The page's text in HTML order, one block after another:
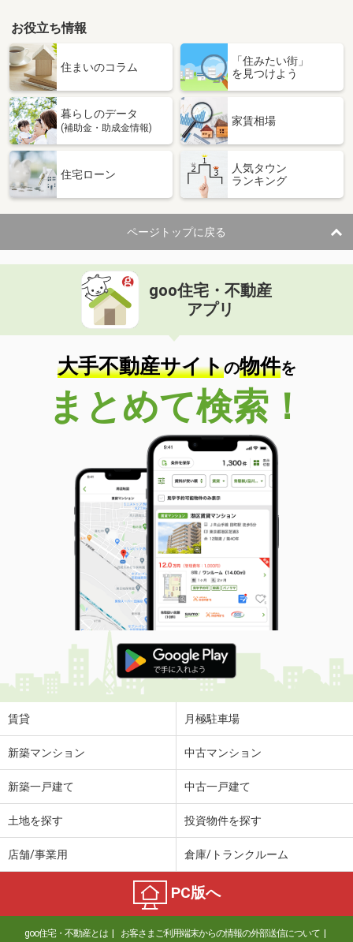
お役立ち情報
住まいのコラム
「住みたい街」
を見つけよう
暮らしのデータ
(補助金・助成金情報)
家賃相場
住宅ローン
人気タウン
ランキング
ページトップに戻る
goo住宅・不動産
アプリ
大手不動産サイトの物件を
まとめて検索！
賃貸 月極駐車場
新築マンション 中古マンション
新築一戸建て 中古一戸建て
土地を探す 投資物件を探す
店舗/事業用 倉庫/トランクルーム
PC版へ
goo住宅・不動産とは お客さまご利用端末からの情報の外部送信について